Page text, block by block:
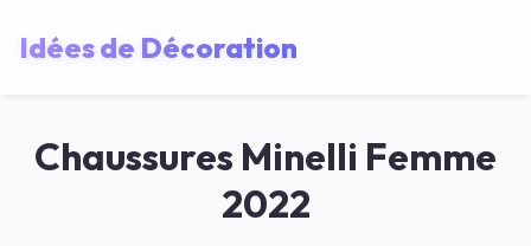
Idées de Décoration
Chaussures Minelli Femme
2022